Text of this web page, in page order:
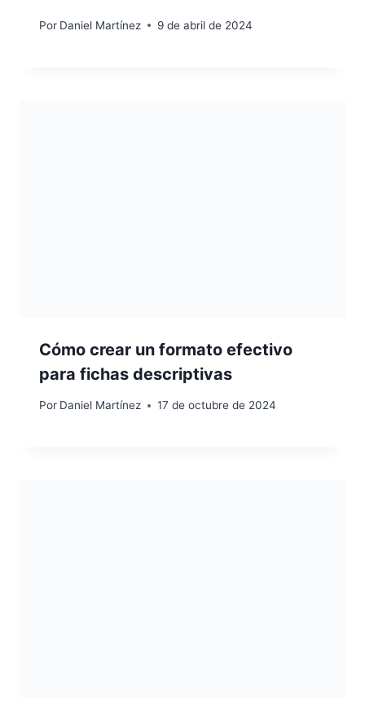
Por Daniel Martínez 9 de abril de 2024
Cómo crear un formato efectivo
para fichas descriptivas
Por Daniel Martínez 17 de octubre de 2024